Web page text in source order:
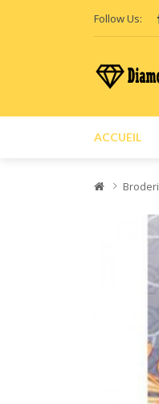
Follow Us:
ACCUEIL